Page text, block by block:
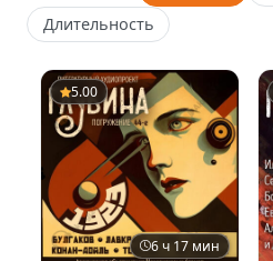
Длительность
5.00
6 ч 17 мин